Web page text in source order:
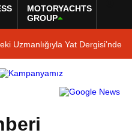
MOTORYACHTS
GROUP
Uzmanlığıyla Yat Dergisi’nde